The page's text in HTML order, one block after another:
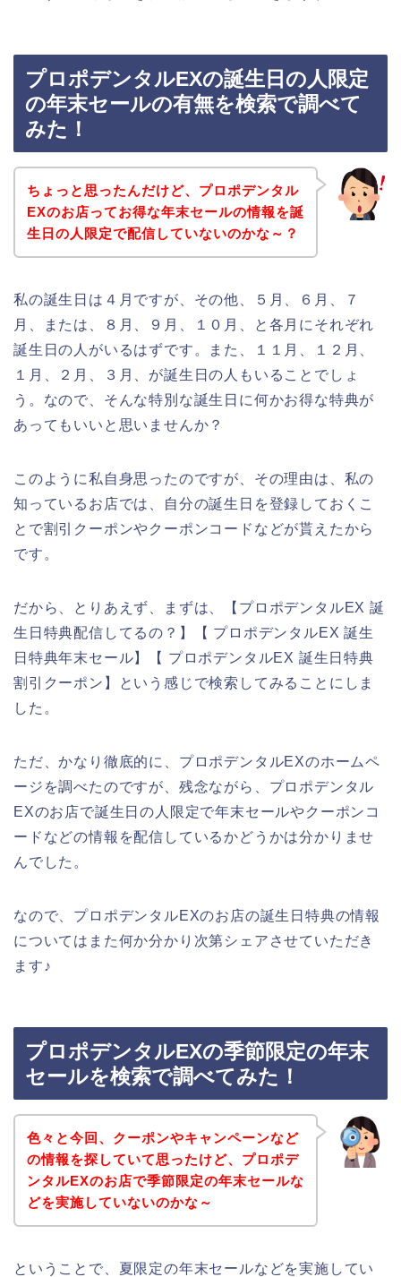
プロポデンタルEXの誕生日の人限定
の年末セールの有無を検索で調べて
みた！
ちょっと思ったんだけど、プロポデンタル
EXのお店ってお得な年末セールの情報を誕
生日の人限定で配信していないのかな～？
私の誕生日は４月ですが、その他、５月、６月、７
月、または、８月、９月、１０月、と各月にそれぞれ
誕生日の人がいるはずです。また、１１月、１２月、
１月、２月、３月、が誕生日の人もいることでしょ
う。なので、そんな特別な誕生日に何かお得な特典が
あってもいいと思いませんか？
このように私自身思ったのですが、その理由は、私の
知っているお店では、自分の誕生日を登録しておくこ
とで割引クーポンやクーポンコードなどが貰えたから
です。
だから、とりあえず、まずは、【プロポデンタルEX 誕
生日特典配信してるの？】【 プロポデンタルEX 誕生
日特典年末セール】【 プロポデンタルEX 誕生日特典
割引クーポン】という感じで検索してみることにしま
した。
ただ、かなり徹底的に、プロポデンタルEXのホームペ
ージを調べたのですが、残念ながら、プロポデンタル
EXのお店で誕生日の人限定で年末セールやクーポンコ
ードなどの情報を配信しているかどうかは分かりませ
んでした。
なので、プロポデンタルEXのお店の誕生日特典の情報
についてはまた何か分かり次第シェアさせていただき
ます♪
プロポデンタルEXの季節限定の年末
セールを検索で調べてみた！
色々と今回、クーポンやキャンペーンなど
の情報を探していて思ったけど、プロポデ
ンタルEXのお店で季節限定の年末セールな
どを実施していないのかな～
ということで、夏限定の年末セールなどを実施してい